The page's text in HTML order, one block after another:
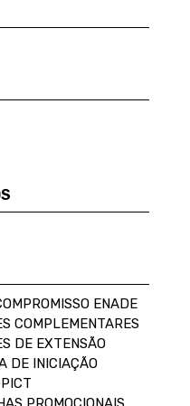
ENADE
COMPLEMENTARES
DE EXTENSÃO
DE INICIAÇÃO